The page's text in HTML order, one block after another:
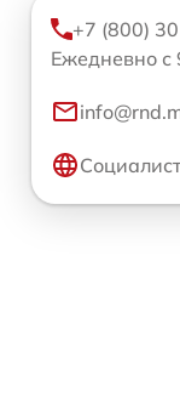
+7 (800)
Ежедневно с